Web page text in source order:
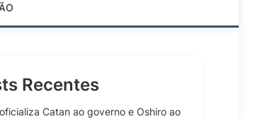
Recentes
Catan ao governo e Oshiro ao